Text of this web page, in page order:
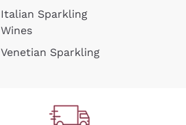
Italian Sparkling
Wines
Venetian Sparkling